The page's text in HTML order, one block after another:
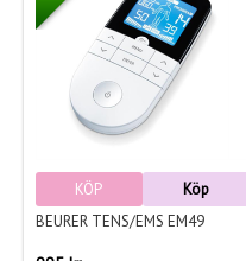
KÖP
Köp
BEURER TENS/EMS EM49